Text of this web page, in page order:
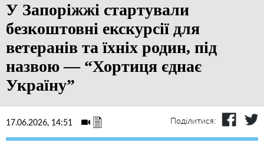
У Запоріжжі стартували
безкоштовні екскурсії для
ветеранів та їхніх родин, під
назвою — “Хортиця єднає
Україну”
17.06.2026, 14:51 Поділитися: